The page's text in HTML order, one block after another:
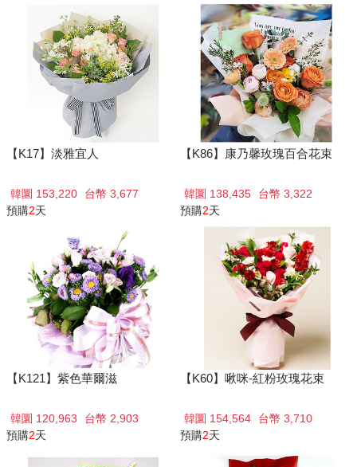
【K17】淡雅宜人
韓圜 153,220
台幣 3,677
預購2天
【K86】康乃馨玫瑰百合花束
韓圜 138,435
台幣 3,322
預購2天
【K121】紫色華爾滋
韓圜 120,963
台幣 2,903
預購2天
【K60】啾咪-紅粉玫瑰花束
韓圜 154,564
台幣 3,710
預購2天